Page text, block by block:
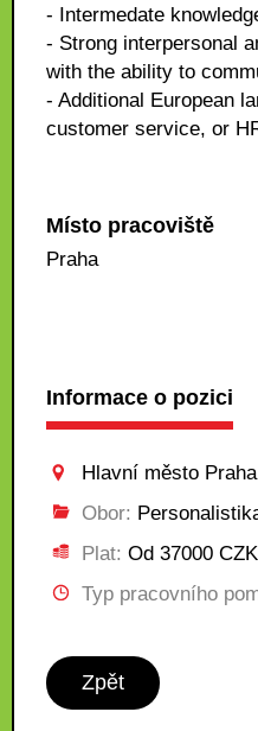
- Intermedate
- Strong interpersonal
with the ability to
- Additional European
customer service, or
Místo pracoviště
Praha
Informace o pozici
Hlavní město Praha
Obor:
Plat: Od 37000
Typ pracovního
Zpět